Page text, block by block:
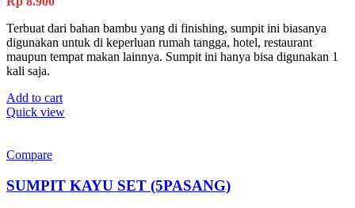
Terbuat dari bahan bambu yang di finishing, sumpit ini biasanya
digunakan untuk di keperluan rumah tangga, hotel, restaurant
maupun tempat makan lainnya. Sumpit ini hanya bisa digunakan 1
kali saja.
Add to cart
Quick view
Compare
SUMPIT KAYU SET (5PASANG)